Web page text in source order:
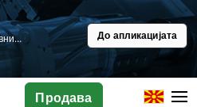
Бесплатно во продавница До апликацијата
Продава